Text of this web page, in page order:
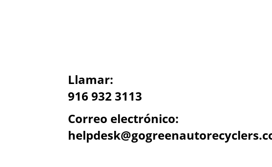
Llamar:
916 932 3113
Correo electrónico: